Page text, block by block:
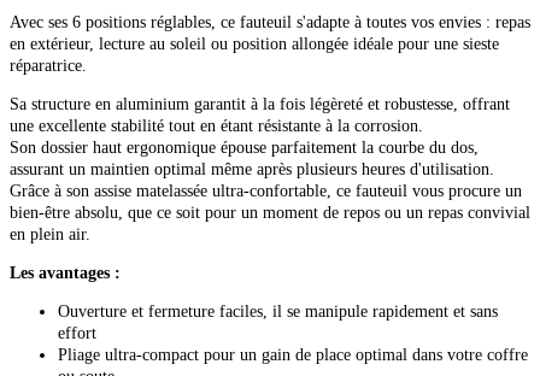
Avec ses 6 positions réglables, ce fauteuil s'adapte à toutes vos envies : repas
en extérieur, lecture au soleil ou position allongée idéale pour une sieste
réparatrice.
Sa structure en aluminium garantit à la fois légèreté et robustesse, offrant
une excellente stabilité tout en étant résistante à la corrosion.
Son dossier haut ergonomique épouse parfaitement la courbe du dos,
assurant un maintien optimal même après plusieurs heures d'utilisation.
Grâce à son assise matelassée ultra-confortable, ce fauteuil vous procure un
bien-être absolu, que ce soit pour un moment de repos ou un repas convivial
en plein air.
Les avantages :
Ouverture et fermeture faciles, il se manipule rapidement et sans
effort
Pliage ultra-compact pour un gain de place optimal dans votre coffre